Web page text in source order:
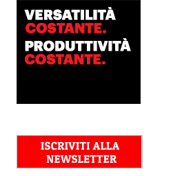
AccurioJet 30000 di Konica
Minolta, il sistema inkjet UV
LED B2+ progettato per...
Polyedra diventa un
marchio europeo: nasce
Spagna, Francia e...
Kolor+Service e T&K